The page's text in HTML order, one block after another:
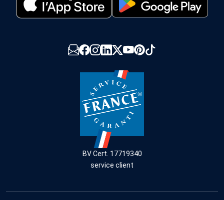
BV Cert. 17719340
service client